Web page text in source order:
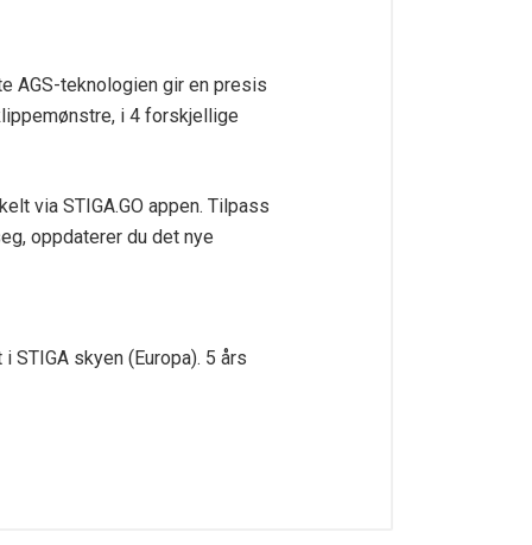
AGS-teknologien gir en presis
i 4 forskjellige
via STIGA.GO appen. Tilpass
oppdaterer du det nye
STIGA skyen (Europa). 5 års